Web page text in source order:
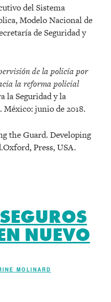
del Sistema
Modelo Nacional de
de Seguridad y
de la policía por
la reforma policial
la Seguridad y la
junio de 2018.
the Guard. Developing
Press, USA.
NUEVO
MOLINARD